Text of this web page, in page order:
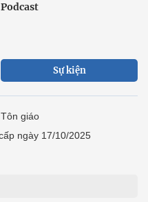
Podcast
Sự kiện
giáo
ngày 17/10/2025